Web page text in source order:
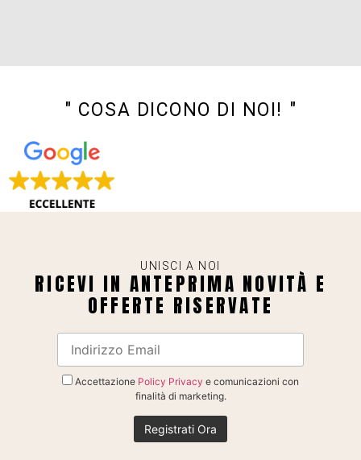
" COSA DICONO DI NOI! "
UNISCI A NOI
RICEVI IN ANTEPRIMA NOVITÀ E
OFFERTE RISERVATE
Accettazione Policy Privacy e comunicazioni con
finalità di marketing.